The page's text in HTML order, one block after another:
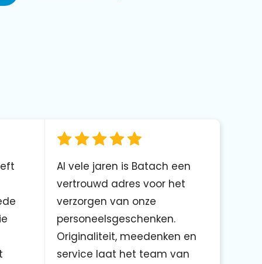
Al vele jaren is Batach een
vertrouwd adres voor het
verzorgen van onze
personeelsgeschenken.
Originaliteit, meedenken en
service laat het team van